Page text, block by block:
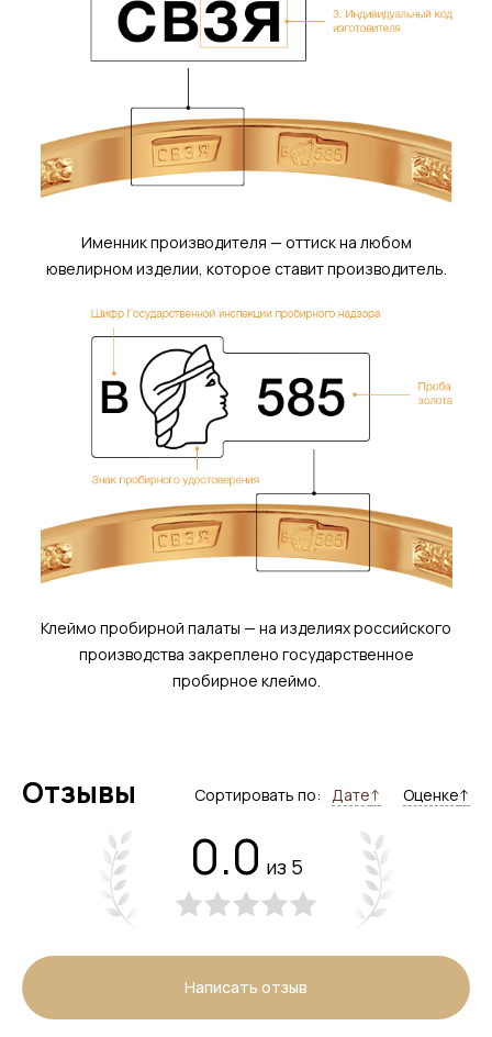
Именник производителя — оттиск на любом
ювелирном изделии, которое ставит производитель.
Клеймо пробирной палаты — на изделиях российского
производства закреплено государственное
пробирное клеймо.
Отзывы Сортировать по: Дате↑ Оценке↑
0.0 из 5
Написать отзыв